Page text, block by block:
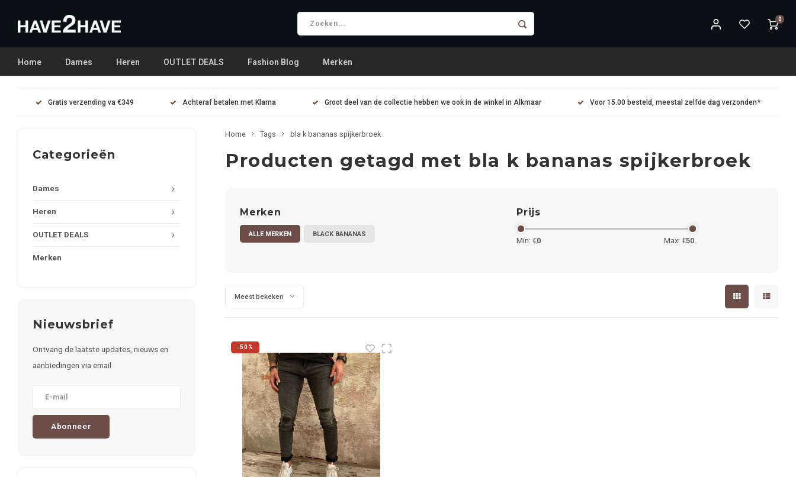
0
Home Dames Heren OUTLET DEALS Fashion Blog Merken
Gratis verzending va €349 Achteraf betalen met Klarna Groot deel van de collectie hebben we ook in de winkel in Alkmaar Voor 15.00 besteld, meestal zelfde dag verzonden*
Categorieën
Dames
Heren
OUTLET DEALS
Merken
Nieuwsbrief
Ontvang de laatste updates, nieuws en
aanbiedingen via email
Abonneer
Home Tags bla k bananas spijkerbroek
Producten getagd met bla k bananas spijkerbroek
Merken
ALLE MERKEN BLACK BANANAS
Prijs
Min: €0 Max: €50
Meest bekeken
-50%